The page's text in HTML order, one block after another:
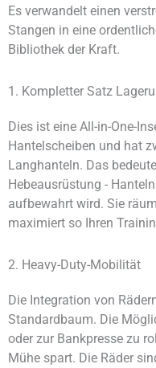
Es verwandelt einen
Stangen in eine
Bibliothek der Kraft.
1. Kompletter Satz
Dies ist eine All-in-One-
Hantelscheiben und hat
Langhanteln. Das
Hebeausrüstung -
aufbewahrt wird. Sie
maximiert so Ihren
2. Heavy-Duty-Mobilität
Die Integration von
Standardbaum. Die
oder zur Bankpresse zu
Mühe spart. Die Räder